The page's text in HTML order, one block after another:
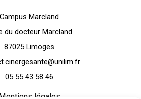
Campus Marcland
du docteur Marcland
87025 Limoges
05 55 43 58 46
Mentions légales